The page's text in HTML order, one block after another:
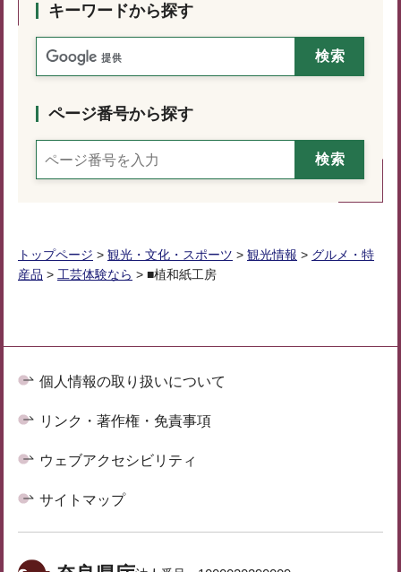
キーワードから探す
ページ番号から探す
トップページ > 観光・文化・スポーツ > 観光情報 > グルメ・特
産品 > 工芸体験なら > ■植和紙工房
個人情報の取り扱いについて
リンク・著作権・免責事項
ウェブアクセシビリティ
サイトマップ